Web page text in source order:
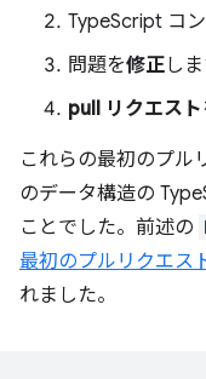
TypeScript コ
問題を修正しま
pull リクエスト
これらの最初のプル
のデータ構造の
ことでした。前述の
最初のプルリクエス
れました。